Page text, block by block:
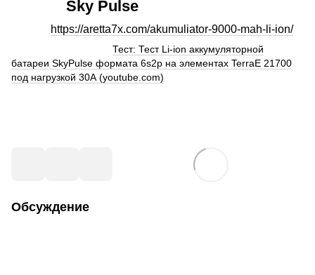
Sky Pulse
https://aretta7x.com/akumuliator-9000-mah-li-ion/
Тест: Тест Li-ion аккумуляторной
батареи SkyPulse формата 6s2p на элементах TerraE 21700
под нагрузкой 30А (youtube.com)
Обсуждение